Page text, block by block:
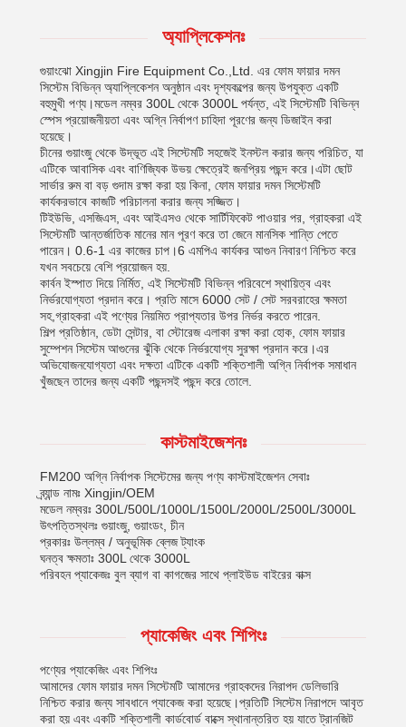
অ্যাপ্লিকেশনঃ
গুয়াংঝো Xingjin Fire Equipment Co.,Ltd. এর ফোম ফায়ার দমন
সিস্টেম বিভিন্ন অ্যাপ্লিকেশন অনুষ্ঠান এবং দৃশ্যকল্পের জন্য উপযুক্ত একটি
বহুমুখী পণ্য।মডেল নম্বর 300L থেকে 3000L পর্যন্ত, এই সিস্টেমটি বিভিন্ন
স্পেস প্রয়োজনীয়তা এবং অগ্নি নির্বাপণ চাহিদা পূরণের জন্য ডিজাইন করা
হয়েছে।
চীনের গুয়াংজু থেকে উদ্ভূত এই সিস্টেমটি সহজেই ইনস্টল করার জন্য পরিচিত, যা
এটিকে আবাসিক এবং বাণিজ্যিক উভয় ক্ষেত্রেই জনপ্রিয় পছন্দ করে।এটা ছোট
সার্ভার রুম বা বড় গুদাম রক্ষা করা হয় কিনা, ফোম ফায়ার দমন সিস্টেমটি
কার্যকরভাবে কাজটি পরিচালনা করার জন্য সজ্জিত।
টিইউভি, এসজিএস, এবং আইএসও থেকে সার্টিফিকেট পাওয়ার পর, গ্রাহকরা এই
সিস্টেমটি আন্তর্জাতিক মানের মান পূরণ করে তা জেনে মানসিক শান্তি পেতে
পারেন। 0.6-1 এর কাজের চাপ।6 এমপিএ কার্যকর আগুন নিবারণ নিশ্চিত করে
যখন সবচেয়ে বেশি প্রয়োজন হয়.
কার্বন ইস্পাত দিয়ে নির্মিত, এই সিস্টেমটি বিভিন্ন পরিবেশে স্থায়িত্ব এবং
নির্ভরযোগ্যতা প্রদান করে। প্রতি মাসে 6000 সেট / সেট সরবরাহের ক্ষমতা
সহ,গ্রাহকরা এই পণ্যের নিয়মিত প্রাপ্যতার উপর নির্ভর করতে পারেন.
শিল্প প্রতিষ্ঠান, ডেটা সেন্টার, বা স্টোরেজ এলাকা রক্ষা করা হোক, ফোম ফায়ার
সুম্পেশন সিস্টেম আগুনের ঝুঁকি থেকে নির্ভরযোগ্য সুরক্ষা প্রদান করে।এর
অভিযোজনযোগ্যতা এবং দক্ষতা এটিকে একটি শক্তিশালী অগ্নি নির্বাপক সমাধান
খুঁজছেন তাদের জন্য একটি পছন্দসই পছন্দ করে তোলে.
কাস্টমাইজেশনঃ
FM200 অগ্নি নির্বাপক সিস্টেমের জন্য পণ্য কাস্টমাইজেশন সেবাঃ
ব্র্যান্ড নামঃ Xingjin/OEM
মডেল নম্বরঃ 300L/500L/1000L/1500L/2000L/2500L/3000L
উৎপত্তিস্থলঃ গুয়াংজু, গুয়াংডং, চীন
প্রকারঃ উল্লম্ব / অনুভূমিক ব্লেজ ট্যাংক
ঘনত্ব ক্ষমতাঃ 300L থেকে 3000L
পরিবহন প্যাকেজঃ বুল ব্যাগ বা কাগজের সাথে প্লাইউড বাইরের বাক্স
প্যাকেজিং এবং শিপিংঃ
পণ্যের প্যাকেজিং এবং শিপিংঃ
আমাদের ফোম ফায়ার দমন সিস্টেমটি আমাদের গ্রাহকদের নিরাপদ ডেলিভারি
নিশ্চিত করার জন্য সাবধানে প্যাকেজ করা হয়েছে।প্রতিটি সিস্টেম নিরাপদে আবৃত
করা হয় এবং একটি শক্তিশালী কার্ডবোর্ড বাক্সে স্থানান্তরিত হয় যাতে ট্রানজিট